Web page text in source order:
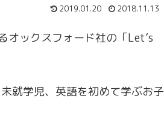
2019.01.20 2018.11.13
オックスフォード社の「Let’s
就学児、英語を初めて学ぶお子